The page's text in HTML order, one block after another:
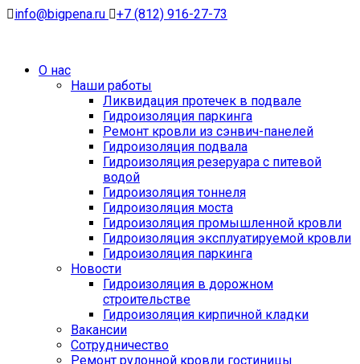
info@bigpena.ru +7 (812) 916-27-73
О нас
Наши работы
Ликвидация протечек в подвале
Гидроизоляция паркинга
Ремонт кровли из сэнвич-панелей
Гидроизоляция подвала
Гидроизоляция резеруара с питевой
водой
Гидроизоляция тоннеля
Гидроизоляция моста
Гидроизоляция промышленной кровли
Гидроизоляция эксплуатируемой кровли
Гидроизоляция паркинга
Новости
Гидроизоляция в дорожном
строительстве
Гидроизоляция кирпичной кладки
Вакансии
Сотрудничество
Ремонт рулонной кровли гостиницы